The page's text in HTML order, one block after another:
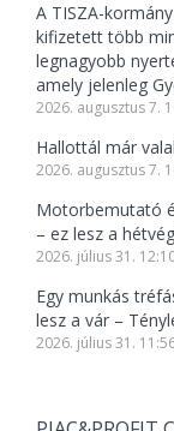
A TISZA-
kifizetett több
legnagyobb
amely jelenleg
2026. augusztus 7.
Hallottál már
2026. augusztus 7.
Motorbemutató
– ez lesz a
2026. július 31.
Egy munkás
lesz a vár –
2026. július 31.